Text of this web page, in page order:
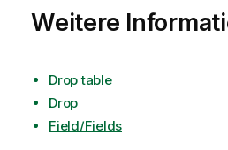
Weitere
Drop table
Drop
Field/Fields